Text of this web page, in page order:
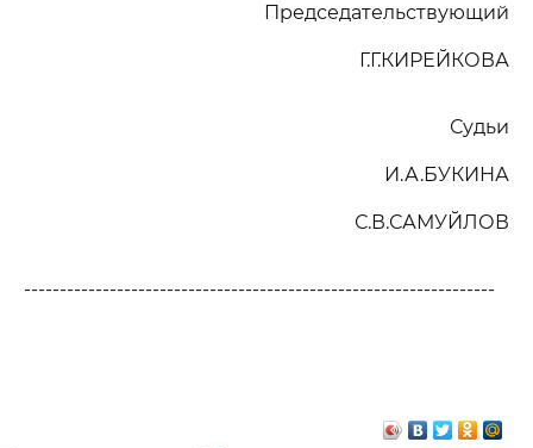
Председательствующий
Г.Г.КИРЕЙКОВА
Судьи
И.А.БУКИНА
С.В.САМУЙЛОВ
------------------------------------------------------------------